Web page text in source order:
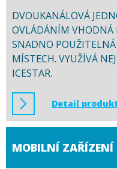
DVOUKANÁLOVÁ
OVLÁDÁNÍM VHODNÁ
SNADNO
MÍSTECH. VYUŽÍVÁ
ICESTAR.
Detail
MOBILNÍ ZAŘÍZENÍ